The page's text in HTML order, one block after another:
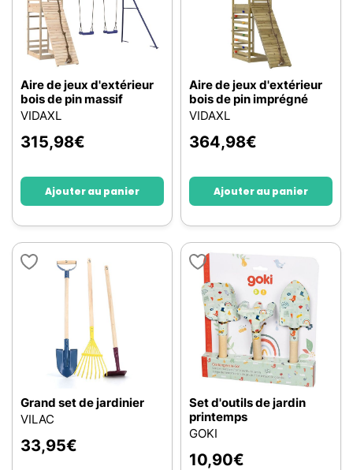
Aire de jeux d'extérieur
bois de pin massif
VIDAXL
315,98€
Ajouter au panier
Aire de jeux d'extérieur
bois de pin imprégné
VIDAXL
364,98€
Ajouter au panier
Grand set de jardinier
VILAC
33,95€
Set d'outils de jardin
printemps
GOKI
10,90€